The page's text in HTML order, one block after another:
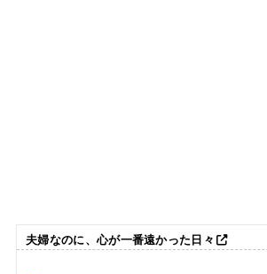
夫婦なのに、心が一番遠かった日々